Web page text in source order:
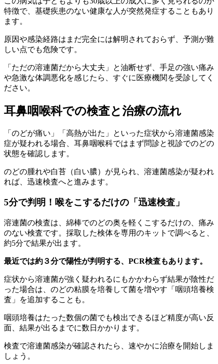
特徴で、基礎疾患のない健康な人が突然発症することもあり
ます。
原因や感染経路はまだ完全には解明されておらず、予測が難
しい点でも危険です。
「ただの溶連菌だから大丈夫」と油断せず、手足の強い痛み
や急激な体調悪化を感じたら、すぐに医療機関を受診してく
ださい。
耳鼻咽喉科での検査と治療の流れ
「のどが痛い」「高熱が出た」といった症状から溶連菌感染
症が疑われる場合、耳鼻咽喉科ではまず問診と視診でのどの
状態を確認します。
のどの腫れや白苔（白い膿）が見られ、溶連菌感染が疑われ
れば、迅速検査へと進みます。
5分で判明！喉をこするだけの「迅速検査」
溶連菌の検査は、綿棒でのどの奥を軽くこするだけの、痛み
のない検査です。採取した検体を専用のキットで調べると、
約5分で結果が出ます。
最近では約３分で陽性が判明する、PCR検査もあります。
症状から溶連菌が強く疑われるにもかかわらず結果が陰性だ
った場合は、のどの粘膜を培養して菌を増やす「咽頭培養検
査」を追加することも。
咽頭培養はたった数個の菌でも検出できるほど精度が高い反
面、結果が出るまでに数日かかります。
検査で溶連菌感染が確認されたら、速やかに治療を開始しま
しょう。